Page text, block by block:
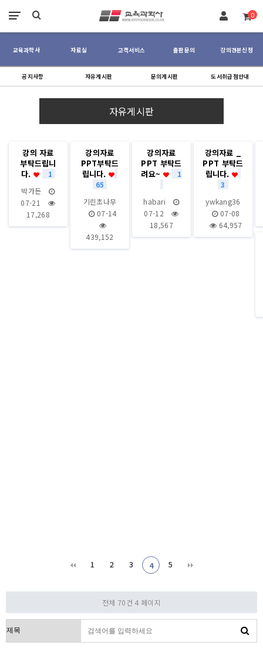
0
교육과학사 자료실 고객서비스 출판문의 강의견본신청
공지사항 자유게시판 문의게시판 도서취급점안내
자유게시판
강의 자료
부탁드립니
다.
1
박가든
07-21
17,268
강의자료
PPT부탁드
립니다.
65
기린초나무
07-14
439,152
강의자료
PPT 부탁드
려요~
1
habari
07-12
18,567
강의자료 _
PPT 부탁드
립니다.
3
ywkang36
07-08
64,957
1 2 3 4 5
전체 70건 4 페이지